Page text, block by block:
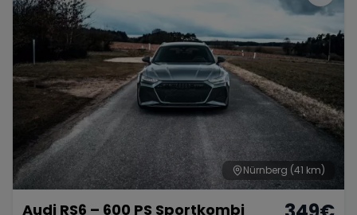
Porsche Ferrari
McLaren Ford Jaguar
Tesla Chevrolet Dodge
Wann
Zeitraum wählen
Nürnberg (41 km)
Audi RS6 – 600 PS Sportkombi